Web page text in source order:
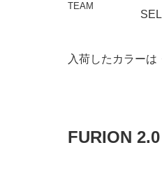
TEAM
入荷したカラーは
FURION 2.0